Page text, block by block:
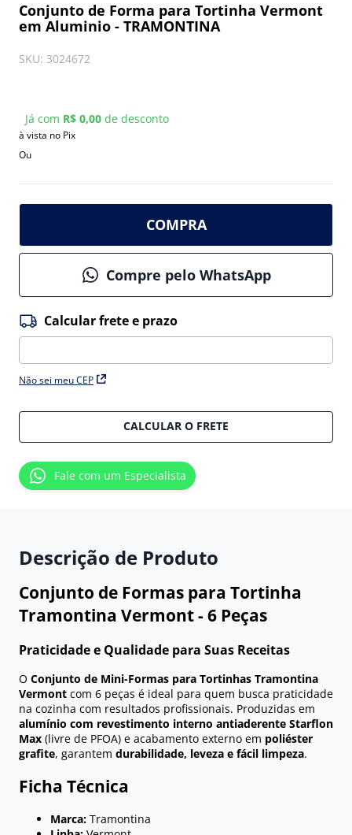
Conjunto de Forma para Tortinha Vermont
em Aluminio - TRAMONTINA
SKU: 3024672
Já com R$ 0,00 de desconto
à vista no Pix
Ou
COMPRA
Compre pelo WhatsApp
Não sei meu CEP
CALCULAR O FRETE
Fale com um Especialista
Descrição de Produto
Conjunto de Formas para Tortinha
Tramontina Vermont - 6 Peças
Praticidade e Qualidade para Suas Receitas
O Conjunto de Mini-Formas para Tortinhas Tramontina
Vermont com 6 peças é ideal para quem busca praticidade
na cozinha com resultados profissionais. Produzidas em
alumínio com revestimento interno antiaderente Starflon
Max (livre de PFOA) e acabamento externo em poliéster
grafite, garantem durabilidade, leveza e fácil limpeza.
Ficha Técnica
Marca: Tramontina